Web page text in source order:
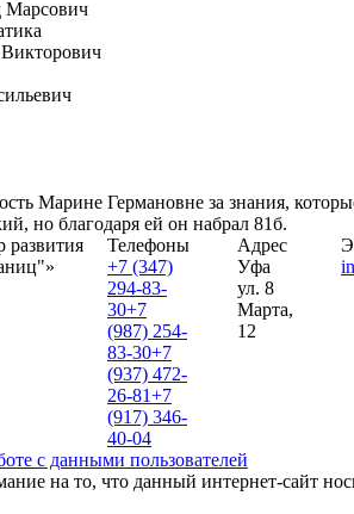
Марсович
Марине Германовне за знания,
но благодаря ей он набрал 81б.
развития
Телефоны
+7 (347)
294-83-
30+7
(987) 254-
83-30+7
(937) 472-
26-81+7
(917) 346-
40-04
Адрес
Уфа
ул. 8
Марта,
12
с данными пользователей
на то, что данный интернет-сайт